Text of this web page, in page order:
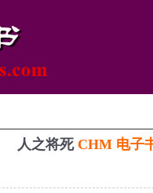
人之将死 CHM 电子